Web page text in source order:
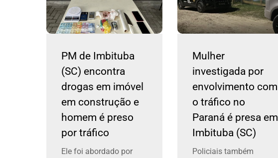
PM de Imbituba
(SC) encontra
drogas em imóvel
em construção e
homem é preso
por tráfico
Ele foi abordado por
Mulher
investigada por
envolvimento com
o tráfico no
Paraná é presa em
Imbituba (SC)
Policiais também